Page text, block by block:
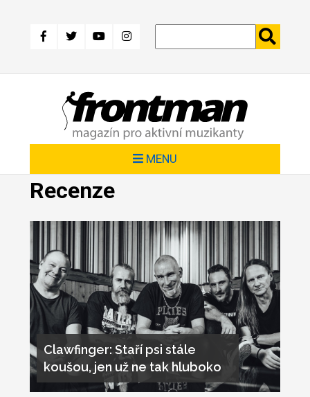
hlavnímu
MENU
Recenze
Clawfinger: Staří psi stále
koušou, jen už ne tak hluboko